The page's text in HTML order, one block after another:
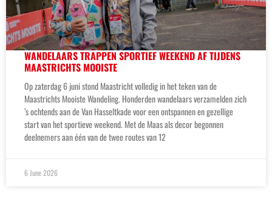
WANDELAARS TRAPPEN SPORTIEF WEEKEND AF TIJDENS
MAASTRICHTS MOOISTE
Op zaterdag 6 juni stond Maastricht volledig in het teken van de
Maastrichts Mooiste Wandeling. Honderden wandelaars verzamelden zich
’s ochtends aan de Van Hasseltkade voor een ontspannen en gezellige
start van het sportieve weekend. Met de Maas als decor begonnen
deelnemers aan één van de twee routes van 12
6 June 2026